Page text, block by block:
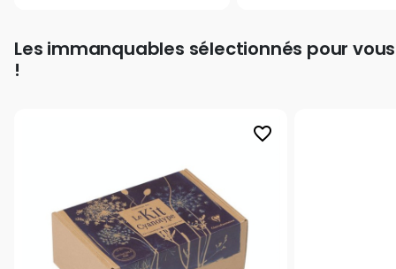
Les immanquables sélectionnés pour vous
!
favorite_border